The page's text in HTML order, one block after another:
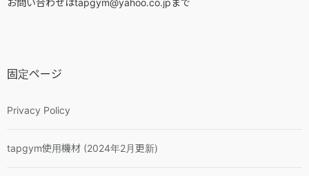
固定ページ
Privacy Policy
tapgym使用機材 (2024年2月更新)